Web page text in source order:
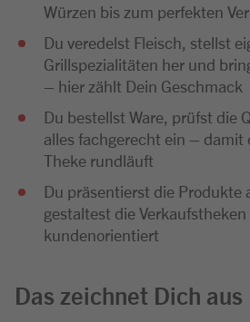
Würzen bis zum perfekten
Du veredelst Fleisch, stellst
Grillspezialitäten her und
– hier zählt Dein Geschmack
Du bestellst Ware, prüfst die
alles fachgerecht ein – damit
Theke rundläuft
Du präsentierst die Produkte
gestaltest die
kundenorientiert
Das zeichnet Dich aus